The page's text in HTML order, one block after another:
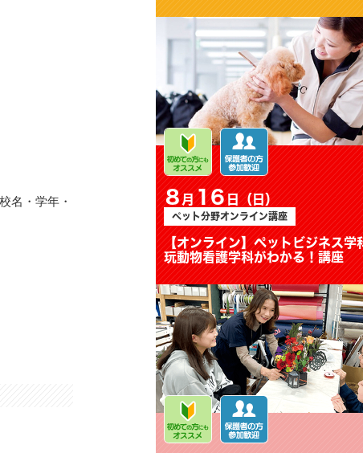
名・学年・
【オンライン】ペットビジネス
学科＆愛玩動物看護学科がわか
る！講座
8月16日（日）
フラワービジネス学科
フラワー業界まずはここからス
タート！フラワー業界まるごと
体験